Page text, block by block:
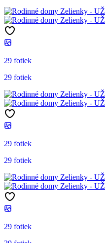
29 fotiek
29 fotiek
29 fotiek
29 fotiek
29 fotiek